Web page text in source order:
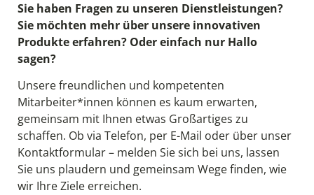
Sie haben Fragen zu unseren Dienstleistungen?
Sie möchten mehr über unsere innovativen
Produkte erfahren? Oder einfach nur Hallo
sagen?
Unsere freundlichen und kompetenten
Mitarbeiter*innen können es kaum erwarten,
gemeinsam mit Ihnen etwas Großartiges zu
schaffen. Ob via Telefon, per E-Mail oder über unser
Kontaktformular – melden Sie sich bei uns, lassen
Sie uns plaudern und gemeinsam Wege finden, wie
wir Ihre Ziele erreichen.